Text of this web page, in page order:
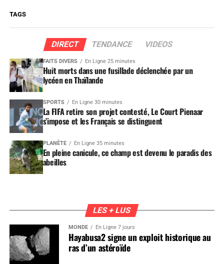
TAGS
DIRECT TENDANCE VIDEOS
FAITS DIVERS En Ligne 25 minutes
Huit morts dans une fusillade déclenchée par un
lycéen en Thaïlande
SPORTS En Ligne 30 minutes
La FIFA retire son projet contesté, Le Court Pienaar
s’impose et les Français se distinguent
PLANÈTE En Ligne 35 minutes
En pleine canicule, ce champ est devenu le paradis des
abeilles
LES + LUS
MONDE En Ligne 7 jours
Hayabusa2 signe un exploit historique au
ras d’un astéroïde